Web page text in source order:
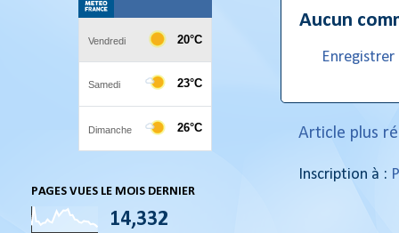
Aucun
Article plus
Inscription à :
PAGES VUES LE MOIS DERNIER
14,332